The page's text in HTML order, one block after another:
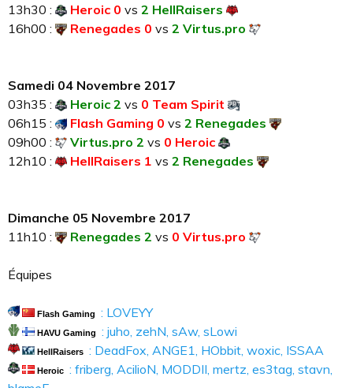
13h30 :
Heroic 0 vs 2 HellRaisers
16h00 :
Renegades 0 vs 2 Virtus.pro
Samedi 04 Novembre 2017
03h35 :
Heroic 2 vs 0 Team Spirit
06h15 :
Flash Gaming 0 vs 2 Renegades
09h00 :
Virtus.pro 2 vs 0 Heroic
12h10 :
HellRaisers 1 vs 2 Renegades
Dimanche 05 Novembre 2017
11h10 :
Renegades 2 vs 0 Virtus.pro
Équipes
Flash Gaming : LOVEYY
HAVU Gaming : juho, zehN, sAw, sLowi
HellRaisers : DeadFox, ANGE1, HObbit, woxic, ISSAA
Heroic : friberg, AcilioN, MODDII, mertz, es3tag, stavn,